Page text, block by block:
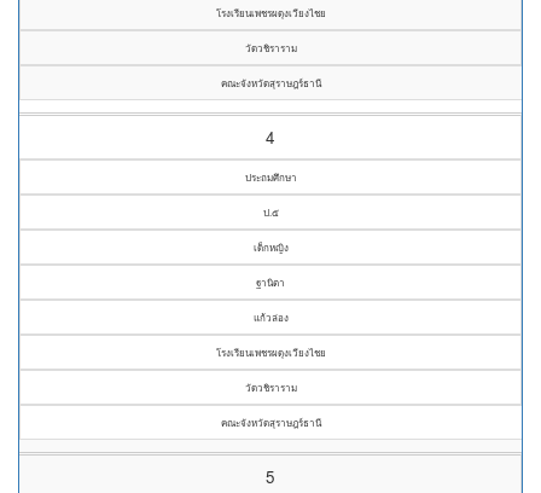
โรงเรียนเพชรผดุงเวียงไชย
วัดวชิราราม
คณะจังหวัดสุราษฎร์ธานี
4
ประถมศึกษา
ป.๕
เด็กหญิง
ฐานิตา
แก้วล่อง
โรงเรียนเพชรผดุงเวียงไชย
วัดวชิราราม
คณะจังหวัดสุราษฎร์ธานี
5